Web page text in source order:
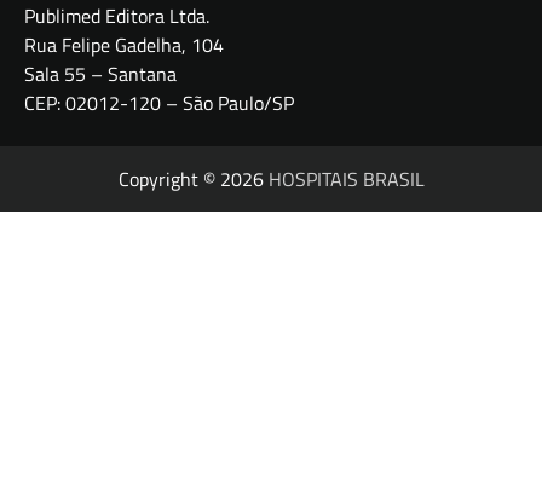
Publimed Editora Ltda.
Rua Felipe Gadelha, 104
Sala 55 – Santana
CEP: 02012-120 – São Paulo/SP
Copyright © 2026 HOSPITAIS BRASIL